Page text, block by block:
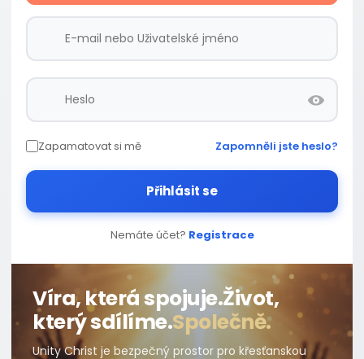
Zapamatovat si mě Zapomněli jste heslo?
Přihlásit se
Nemáte účet? Registrace
Víra, která spojuje.Život,
který sdílíme.Společně.
Unity Christ je bezpečný prostor pro křesťanskou